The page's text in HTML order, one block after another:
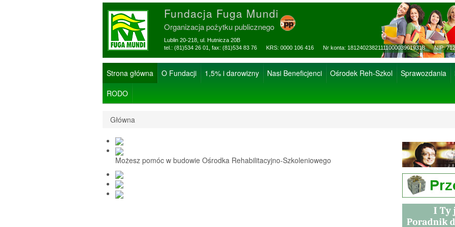
Fundacja Fuga Mundi
Organizacja pożytku publicznego
Lublin 20-218, ul. Hutnicza 20B
tel.: (81)534 26 01, fax: (81)534 83 76 KRS: 0000 106 416 Nr konta: 18124023821111000039019318 NIP:
Strona główna O Fundacji 1,5% i darowizny Nasi Beneficjenci Ośrodek Reh-Szkol Sprawozdania
RODO
Główna
Możesz pomóc w budowie Ośrodka Rehabilitacyjno-Szkoleniowego